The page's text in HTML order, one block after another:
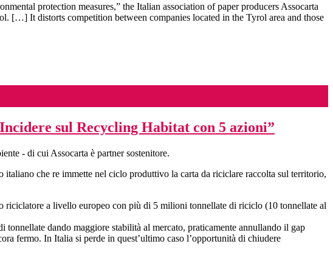
protection measures,” the Italian association of paper producers Assocarta
[…] It distorts competition between companies located in the Tyrol area and those
sul Recycling Habitat con 5 azioni”
- di cui Assocarta è partner sostenitore.
che re immette nel ciclo produttivo la carta da riciclare raccolta sul territorio,
riciclatore a livello europeo con più di 5 milioni tonnellate di riciclo (10 tonnellate al
dando maggiore stabilità al mercato, praticamente annullando il gap
fermo. In Italia si perde in quest’ultimo caso l’opportunità di chiudere